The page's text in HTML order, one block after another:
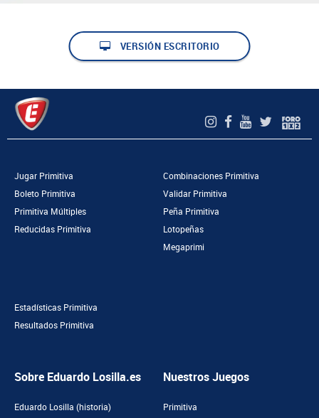
VERSIÓN ESCRITORIO
Jugar Primitiva
Boleto Primitiva
Primitiva Múltiples
Reducidas Primitiva
Combinaciones Primitiva
Validar Primitiva
Peña Primitiva
Lotopeñas
Megaprimi
Estadísticas Primitiva
Resultados Primitiva
Sobre Eduardo Losilla.es
Eduardo Losilla (historia)
Nuestros Juegos
Primitiva